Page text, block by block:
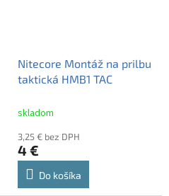
Nitecore Montáž na prilbu
taktická HMB1 TAC
skladom
3,25 € bez DPH
4 €
Do košíka